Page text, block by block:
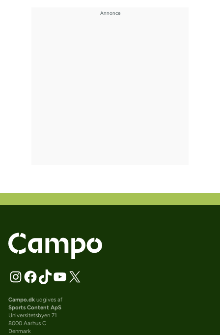
Campo.dkudgives af
Sports Content ApS
Universitetsbyen 71
8000 Aarhus C
Denmark